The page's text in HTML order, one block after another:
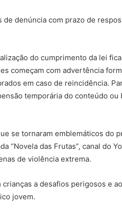
denúncia com prazo de
do cumprimento da lei
começam com advertência
em caso de reincidência.
temporária do conteúdo
se tornaram emblemáticos do
“Novela das Frutas”, canal do
de violência extrema.
a desafios perigosos e
jovem.